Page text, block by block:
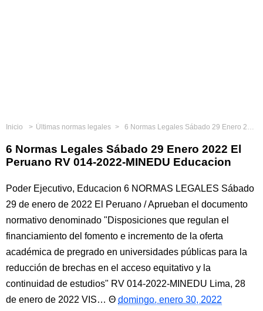
Inicio Últimas normas legales 6 Normas Legales Sábado 29 Enero 2022 El Peruano RV 014-2022-MINEDU Educacion
6 Normas Legales Sábado 29 Enero 2022 El
Peruano RV 014-2022-MINEDU Educacion
Poder Ejecutivo, Educacion 6 NORMAS LEGALES Sábado
29 de enero de 2022 El Peruano / Aprueban el documento
normativo denominado "Disposiciones que regulan el
financiamiento del fomento e incremento de la oferta
académica de pregrado en universidades públicas para la
reducción de brechas en el acceso equitativo y la
continuidad de estudios" RV 014-2022-MINEDU Lima, 28
de enero de 2022 VIS…
domingo, enero 30, 2022